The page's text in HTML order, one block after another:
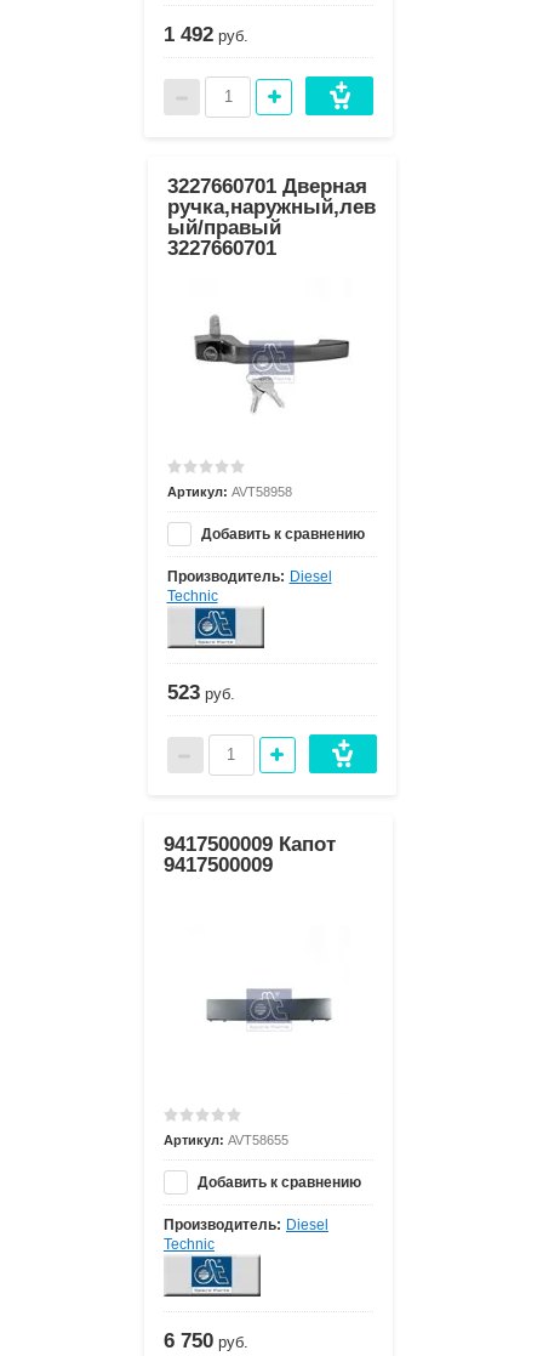
1 492 руб.
3227660701 Дверная
ручка,наружный,лев
ый/правый
3227660701
Артикул: AVT58958
Добавить к сравнению
Производитель: Diesel
Technic
523руб.
9417500009 Капот
9417500009
Артикул: AVT58655
Добавить к сравнению
Производитель: Diesel
Technic
6 750 руб.